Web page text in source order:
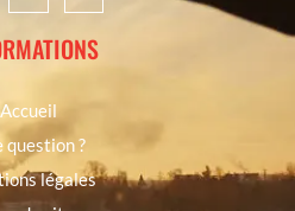
Accueil
question ?
légales